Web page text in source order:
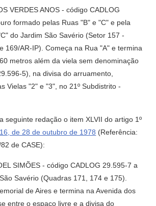
VERDES ANOS - código CADLOG
formado pelas Ruas "B" e "C" e pela
do Jardim São Savério (Setor 157 -
169/AR-IP). Começa na Rua "A" e termina
metros além da viela sem denominação
5), na divisa do arruamento,
Vielas "2" e "3", no 21º Subdistrito -
seguinte redação o item XLVII do artigo 1º
de 28 de outubro de 1978 (Referência:
de CASE):
SIMÕES - código CADLOG 29.595-7 a
Savério (Quadras 171, 174 e 175).
de Aires e termina na Avenida dos
entre o espaço livre e a divisa do